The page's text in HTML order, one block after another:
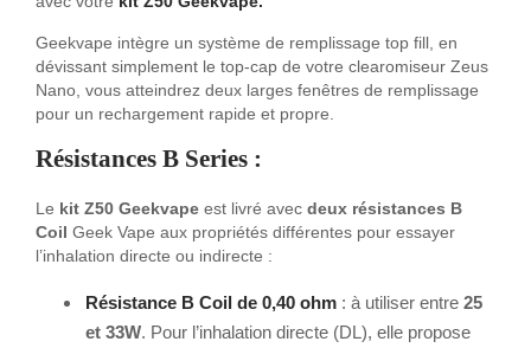
Geekvape intègre un système de remplissage top fill, en
dévissant simplement le top-cap de votre clearomiseur Zeus
Nano, vous atteindrez deux larges fenêtres de remplissage
pour un rechargement rapide et propre.
Résistances B Series :
Le kit Z50 Geekvape est livré avec deux résistances B
Coil Geek Vape aux propriétés différentes pour essayer
l’inhalation directe ou indirecte :
Résistance B Coil de 0,40 ohm : à utiliser entre 25
et 33W. Pour l’inhalation directe (DL), elle propose